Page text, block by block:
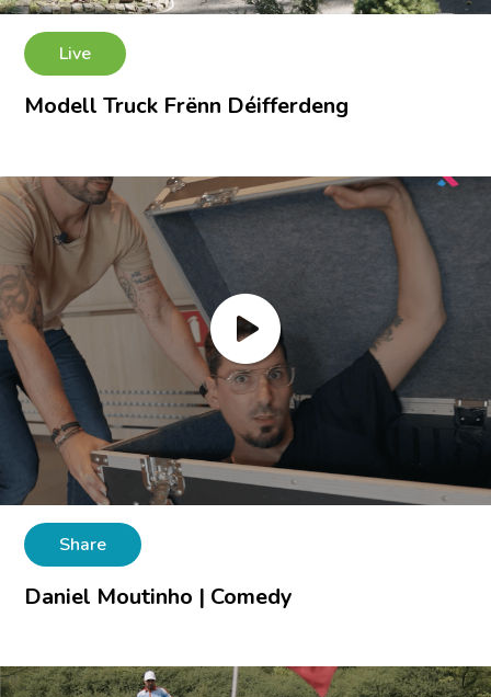
Live
Modell Truck Frënn Déifferdeng
Share
Daniel Moutinho | Comedy